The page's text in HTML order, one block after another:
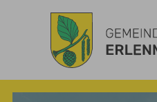
Zum Hauptinhalt springen